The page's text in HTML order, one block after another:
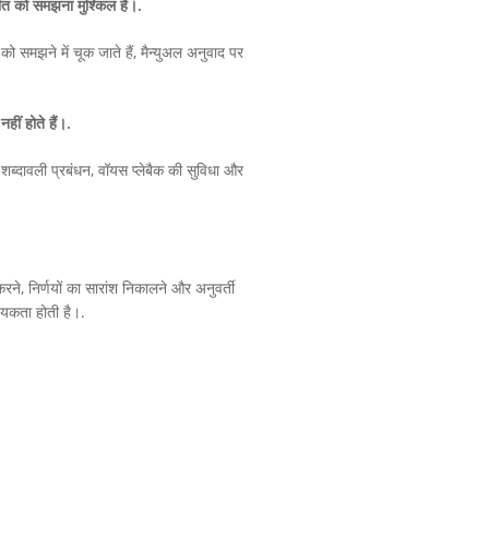
को समझना मुश्किल है।.
को समझने में चूक जाते हैं, मैन्युअल अनुवाद पर
होते हैं।.
प्रबंधन, वॉयस प्लेबैक की सुविधा और
निर्णयों का सारांश निकालने और अनुवर्ती
होती है।.